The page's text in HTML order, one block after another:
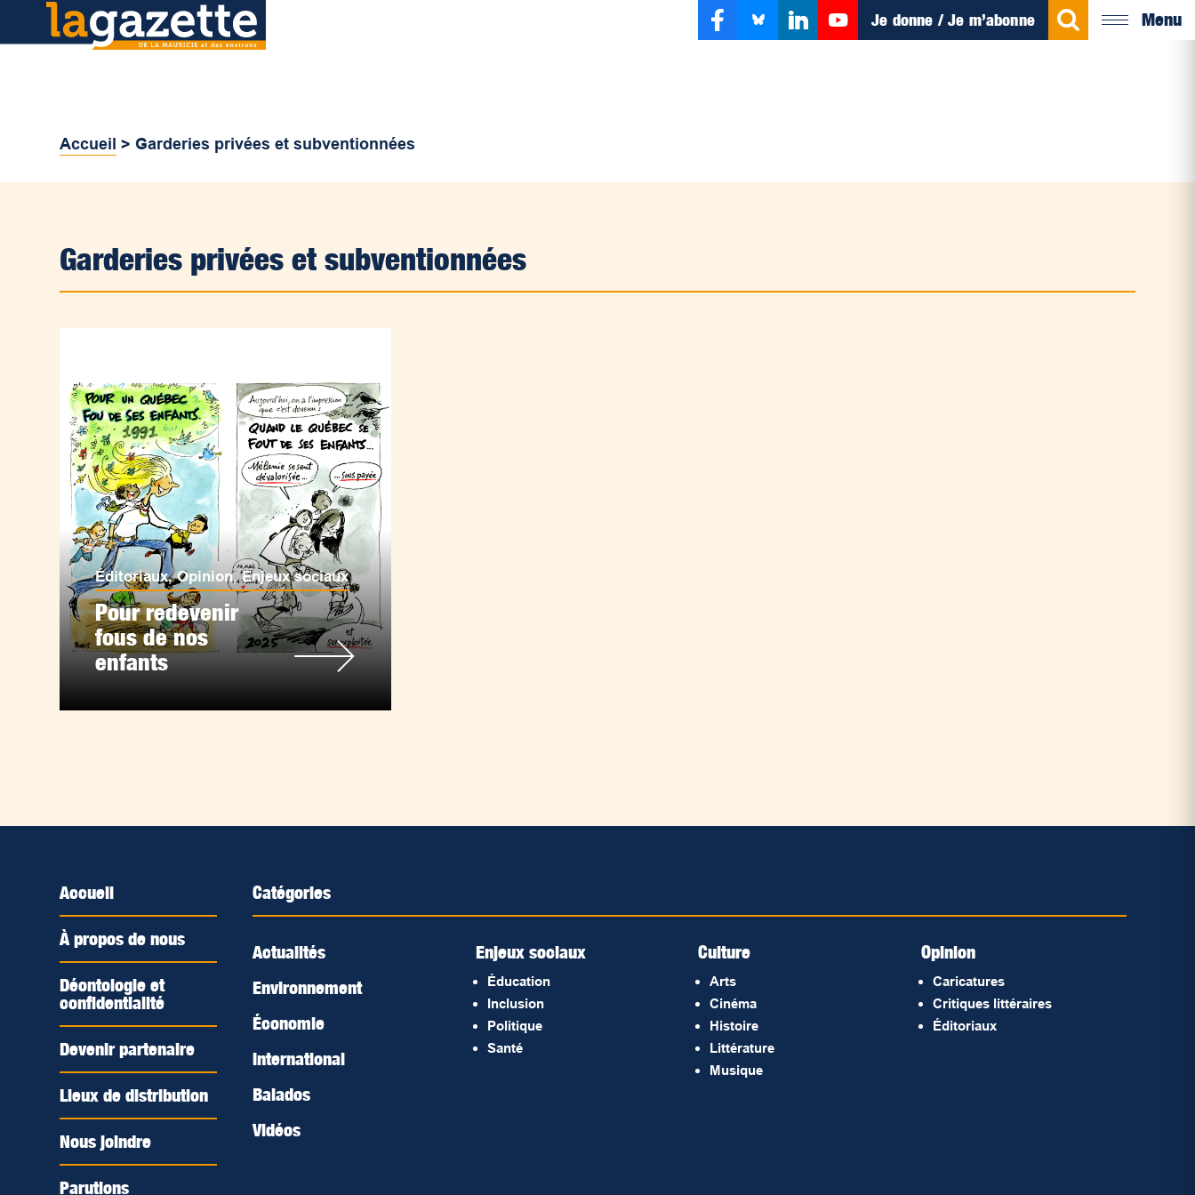
Je donne / Je m’abonne Menu
Accueil >Garderies privées et subventionnées
Garderies privées et subventionnées
Éditoriaux,Opinion,Enjeux sociaux
Pour redevenir
fous de nos
enfants
Accueil
À propos de nous
Déontologie et
confidentialité
Devenir partenaire
Lieux de distribution
Nous joindre
Parutions
Catégories
Actualités
Environnement
Économie
International
Balados
Vidéos
Enjeux sociaux
Éducation
Inclusion
Politique
Santé
Culture
Arts
Cinéma
Histoire
Littérature
Musique
Opinion
Caricatures
Critiques littéraires
Éditoriaux